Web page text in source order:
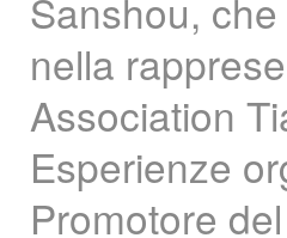
Sanshou,
nella
Association
Esperienze
Promotore